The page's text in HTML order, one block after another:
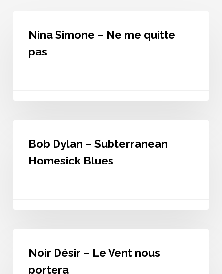
Nina Simone – Ne me quitte
pas
Subterranean
Homesick
Bob Dylan – Subterranean
Homesick Blues
Noir Désir – Le Vent nous
portera